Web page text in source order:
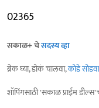
02365
सकाळ+ चेसदस्य व्हा
ब्रेक घ्या, डोकं चालवा,कोडे
शॉपिंगसाठी 'सकाळ प्राईम